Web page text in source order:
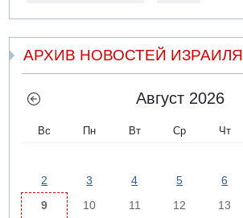
АРХИВ НОВОСТЕЙ ИЗРАИЛЯ
Август 2026
Вс Пн Вт Ср Чт
2
3 4 5 6
9
10 11 12 13